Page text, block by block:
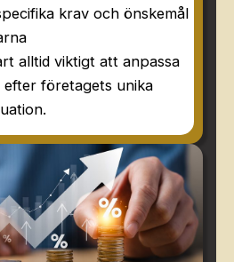
krav och önskemål
alltid viktigt att anpassa
efter företagets unika